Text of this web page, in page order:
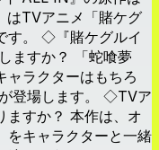
はTVアニメ「賭ケグ
す。 ◇『賭ケグルイ
ますか？ 「蛇喰夢
ャラクターはもちろ
登場します。 ◇TVア
ますか？ 本作は、オ
をキャラクターと一緒